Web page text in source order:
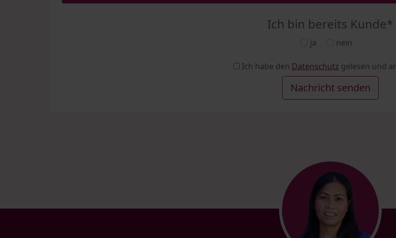
Ich bin bereits Kunde*
ja nein
Ich habe den Datenschutz gelesen und
Nachricht senden